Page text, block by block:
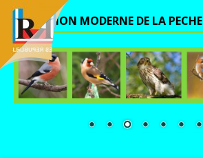
UNE VISION MODERNE DE LA PECHE